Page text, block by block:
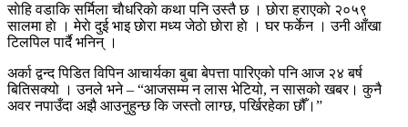
साेहि वडाकि सर्मिला चाैधरिकाे कथा पनि उस्तै छ । छाेरा हराएकाे २०५९
सालमा हाे । मेराे दुई भाइ छाेरा मध्य जेठाे छाेरा हाे । घर फर्केन । उनी आँखा
टिलपिल पार्दै भनिन् ।
अर्का द्वन्द पिडित विपिन आचार्यका बुबा बेपत्ता पारिएको पनि आज २४ बर्ष
बितिसक्यो । उनले भने – “आजसम्म न लास भेटियो, न सासको खबर। कुनै
अवर नपाउँदा अझै आउनुहुन्छ कि जस्तो लाग्छ, पर्खिरहेका छौँ।”